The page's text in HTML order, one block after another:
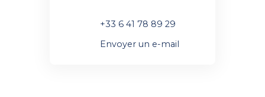
+33 6 41 78 89 29
Envoyer un e-mail